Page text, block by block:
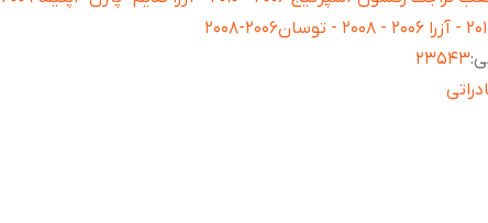
- 2008 - توسان2006-2008
:
23543